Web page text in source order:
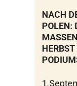
NACH
POLEN: